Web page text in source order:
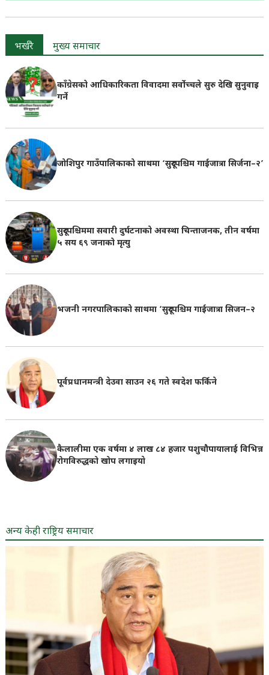
भर्खरै मुख्य समाचार
काँग्रेसको आधिकारिकता विवादमा सर्वोच्चले सुरु देखि सुनुवाइ
गर्ने
जोशिपुर गाउँपालिकाको साथमा ‘सुदूरपश्चिम गाईजात्रा सिर्जना–२’
सुदूरपश्चिममा सवारी दुर्घटनाको अवस्था चिन्ताजनक, तीन वर्षमा
५ सय ६९ जनाको मृत्यु
भजनी नगरपालिकाको साथमा ‘सुदूरपश्चिम गाईजात्रा सिजन–२
पूर्वप्रधानमन्त्री देउवा साउन २६ गते स्वदेश फर्किने
कैलालीमा एक वर्षमा ४ लाख ८४ हजार पशुचौपायालाई विभिन्न
रोगविरुद्धको खोप लगाइयाे
अन्य केही राष्ट्रिय समाचार